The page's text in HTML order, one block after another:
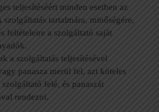
teljesítéséért minden esetben az
tartalmára, minőségére,
feltételeire a szolgáltató saját
a szolgáltatás teljesítésével
panasza merül fel, azt köteles
felé, és panaszát
rendezni.